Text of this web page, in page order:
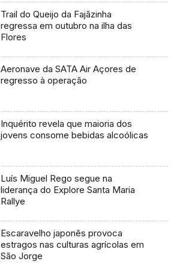
Trail do Queijo da Fajãzinha
regressa em outubro na ilha das
Flores
Aeronave da SATA Air Açores de
regresso à operação
Inquérito revela que maioria dos
jovens consome bebidas alcoólicas
Luís Miguel Rego segue na
liderança do Explore Santa Maria
Rallye
Escaravelho japonês provoca
estragos nas culturas agrícolas em
São Jorge